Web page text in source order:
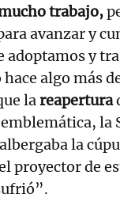
trabajo,
avanzar y
adoptamos y
algo más
lareapertura
la
la
proyector de